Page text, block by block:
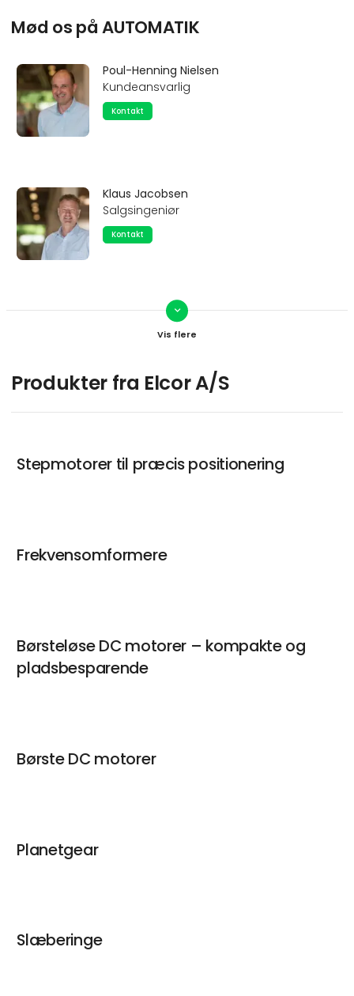
Mød os på AUTOMATIK
keyboard_arrow_down
Poul-Henning Nielsen
Kundeansvarlig
Kontakt
Klaus Jacobsen
Salgsingeniør
Kontakt
Salgsingeniør
Produkter fra Elcor A/S
Stepmotorer til præcis positionering
Frekvensomformere
Børsteløse DC motorer – kompakte og
pladsbesparende
Børste DC motorer
Planetgear
Slæberinge